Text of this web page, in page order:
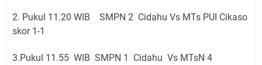
2. Pukul 11.20 WIB SMPN 2 Cidahu Vs MTs PUI Cikaso
skor 1-1
3.Pukul 11.55 WIB SMPN 1 Cidahu Vs MTsN 4